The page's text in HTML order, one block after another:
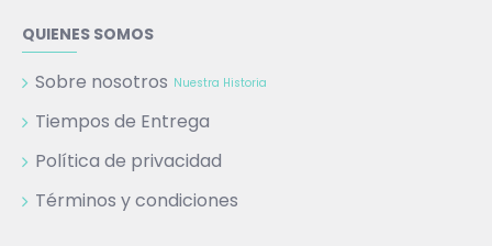
QUIENES SOMOS
Sobre nosotros Nuestra Historia
Tiempos de Entrega
Política de privacidad
Términos y condiciones